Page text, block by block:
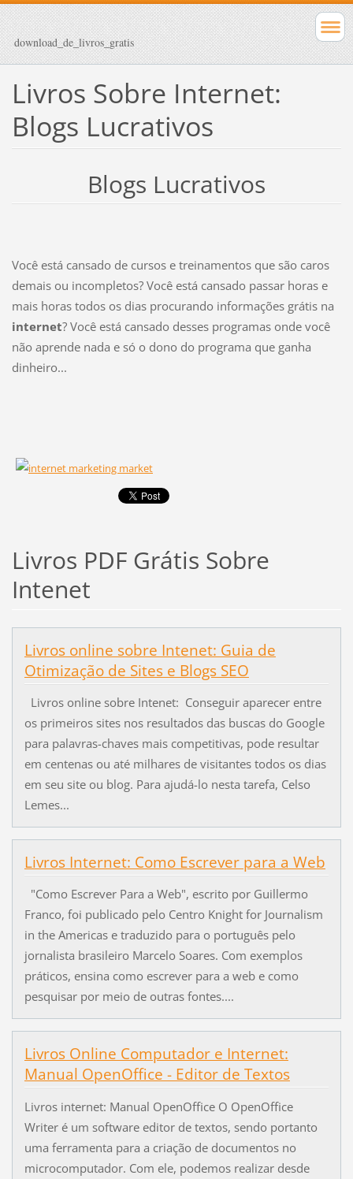
download_de_livros_gratis
Livros Sobre Internet:
Blogs Lucrativos
Blogs Lucrativos
Você está cansado de cursos e treinamentos que são caros
demais ou incompletos? Você está cansado passar horas e
mais horas todos os dias procurando informações grátis na
internet? Você está cansado desses programas onde você
não aprende nada e só o dono do programa que ganha
dinheiro...
Livros PDF Grátis Sobre
Intenet
Livros online sobre Intenet: Guia de
Otimização de Sites e Blogs SEO
Livros online sobre Intenet: Conseguir aparecer entre
os primeiros sites nos resultados das buscas do Google
para palavras-chaves mais competitivas, pode resultar
em centenas ou até milhares de visitantes todos os dias
em seu site ou blog. Para ajudá-lo nesta tarefa, Celso
Lemes...
Livros Internet: Como Escrever para a Web
"Como Escrever Para a Web", escrito por Guillermo
Franco, foi publicado pelo Centro Knight for Journalism
in the Americas e traduzido para o português pelo
jornalista brasileiro Marcelo Soares. Com exemplos
práticos, ensina como escrever para a web e como
pesquisar por meio de outras fontes....
Livros Online Computador e Internet:
Manual OpenOffice - Editor de Textos
Livros internet: Manual OpenOffice O OpenOffice
Writer é um software editor de textos, sendo portanto
uma ferramenta para a criação de documentos no
microcomputador. Com ele, podemos realizar desde